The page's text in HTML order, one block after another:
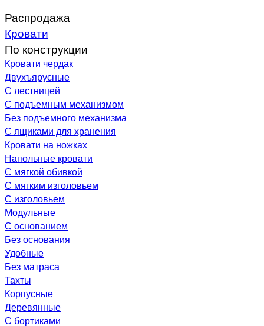
Распродажа
Кровати
По конструкции
Кровати чердак
Двухъярусные
С лестницей
С подъемным механизмом
Без подъемного механизма
С ящиками для хранения
Кровати на ножках
Напольные кровати
С мягкой обивкой
С мягким изголовьем
С изголовьем
Модульные
С основанием
Без основания
Удобные
Без матраса
Тахты
Корпусные
Деревянные
С бортиками